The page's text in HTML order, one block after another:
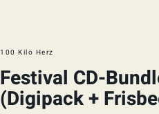
100 Kilo Herz
Festival CD-
(Digipack +